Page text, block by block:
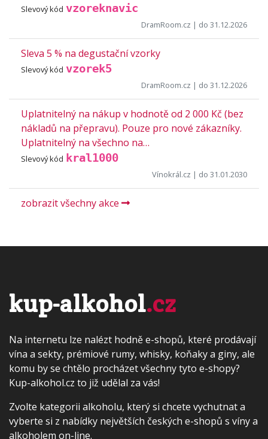
Slevový kód vzoreknavic
DramRoom.cz | do 31.12.2026
Sleva 5 % na degustační vzorky
Slevový kód vzorek5
DramRoom.cz | do 31.12.2026
Uplatnitelný na nákup v hodnotě od 2 000 Kč (bez
nákladů na přepravu). Pouze pro nové zákazníky.
Uplatnitelný na všechno na…
Slevový kód kral1000
Vínokrál.cz | do 31.01.2030
zobrazit všechny akce
kup-alkohol.cz
Na internetu lze nalézt hodně e-shopů, které prodávají
vína a sekty, prémiové rumy, whisky, koňaky a giny, ale
komu by se chtělo procházet všechny tyto e-shopy?
Kup-alkohol.cz to již udělal za vás!
Zvolte kategorii alkoholu, který si chcete vychutnat a
vyberte si z nabídky největších českých e-shopů s víny a
alkoholem on-line.